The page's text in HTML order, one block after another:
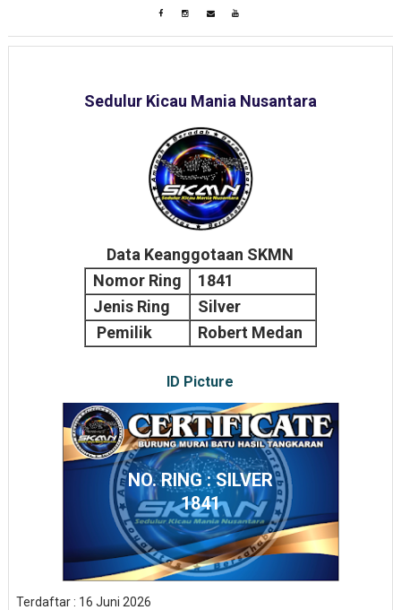
Sedulur Kicau Mania Nusantara
Data Keanggotaan SKMN
Nomor Ring
1841
Jenis Ring
Silver
Pemilik
Robert Medan
ID Picture
NO. RING : SILVER
1841
Terdaftar : 16 Juni 2026